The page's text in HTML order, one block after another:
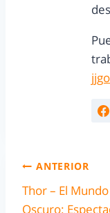
ANTERIOR
Thor – El Mundo
Oscuro: